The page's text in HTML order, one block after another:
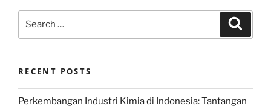
RECENT POSTS
Perkembangan Industri Kimia di Indonesia: Tantangan